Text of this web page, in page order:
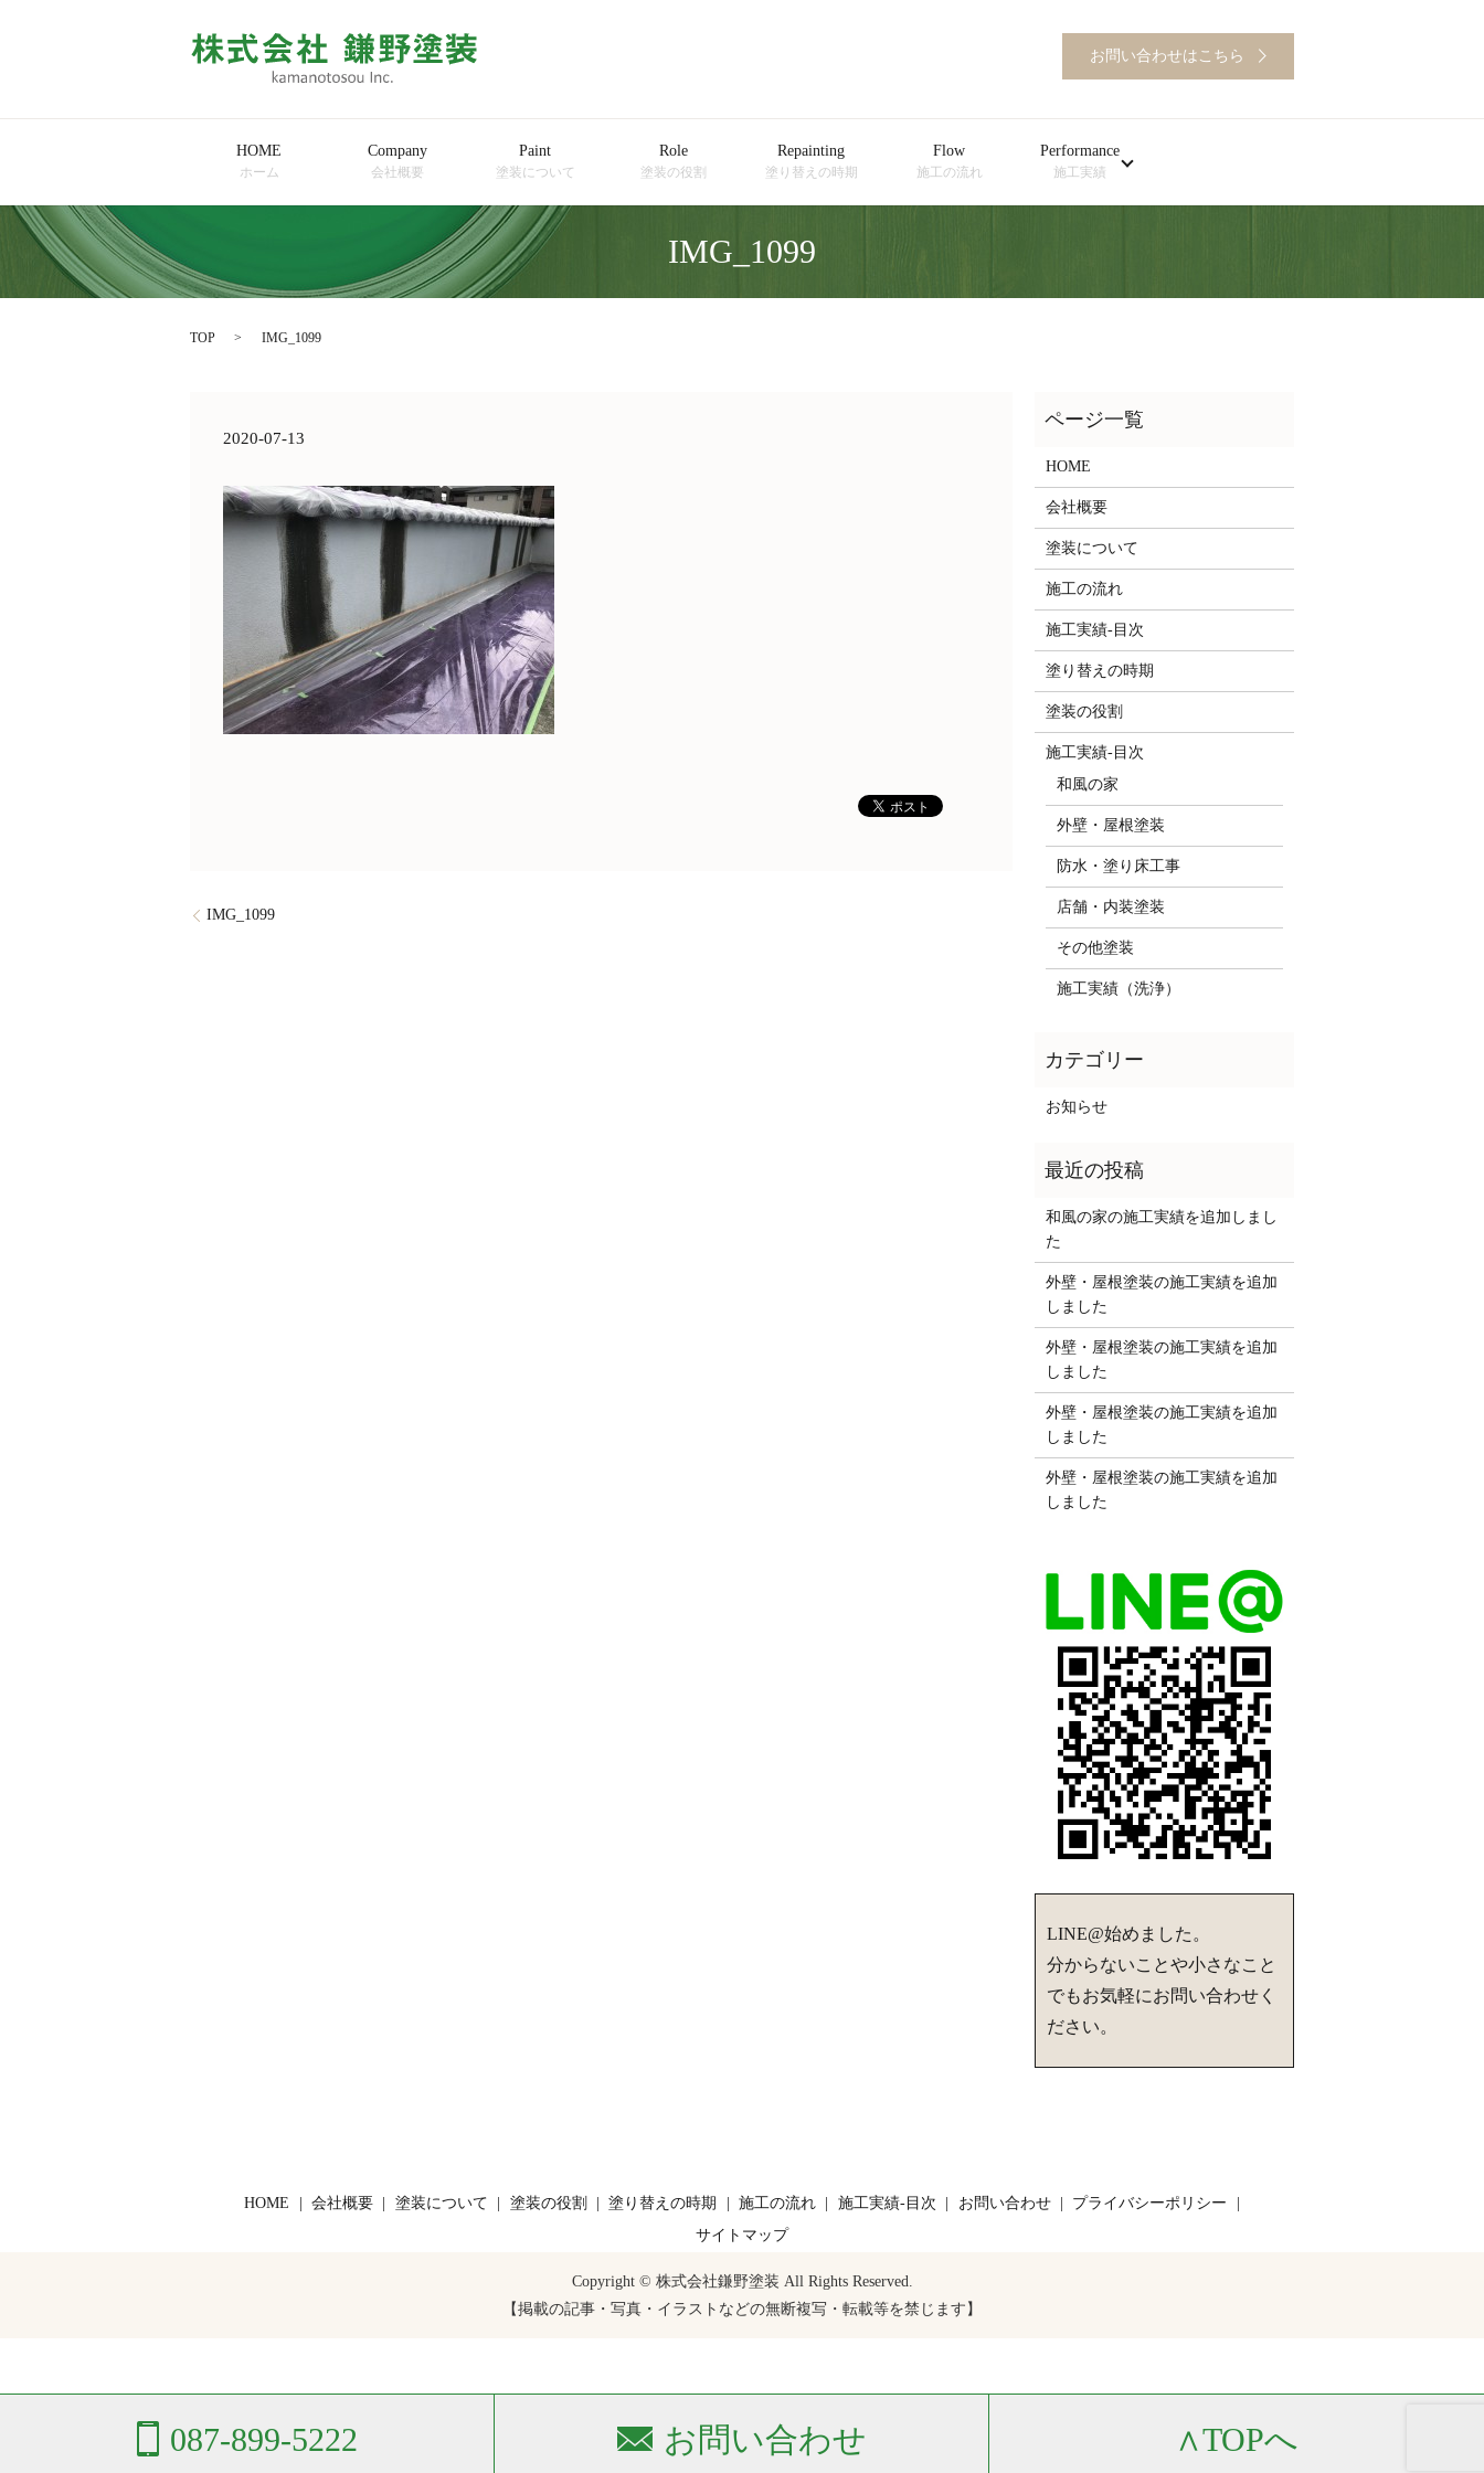
お問い合わせはこちら
HOME
ホーム
Company
会社概要
Paint
塗装について
Role
塗装の役割
Repainting
塗り替えの時期
Flow
施工の流れ
Performance
施工実績
IMG_1099
TOP IMG_1099
2020-07-13
IMG_1099
HOME
会社概要
塗装について
施工の流れ
施工実績-目次
塗り替えの時期
塗装の役割
施工実績-目次
和風の家
外壁・屋根塗装
防水・塗り床工事
店舗・内装塗装
その他塗装
施工実績（洗浄）
お知らせ
和風の家の施工実績を追加しまし
た
外壁・屋根塗装の施工実績を追加
しました
外壁・屋根塗装の施工実績を追加
しました
外壁・屋根塗装の施工実績を追加
しました
外壁・屋根塗装の施工実績を追加
しました
LINE@始めました。
分からないことや小さなこと
でもお気軽にお問い合わせく
ださい。
087-899-5222 お問い合わせ ∧TOPへ
HOME 会社概要 塗装について 塗装の役割 塗り替えの時期 施工の流れ 施工実績-目次 お問い合わせ
プライバシーポリシー
サイトマップ
Copyright © 株式会社鎌野塗装 All Rights Reserved.
【掲載の記事・写真・イラストなどの無断複写・転載等を禁じます】